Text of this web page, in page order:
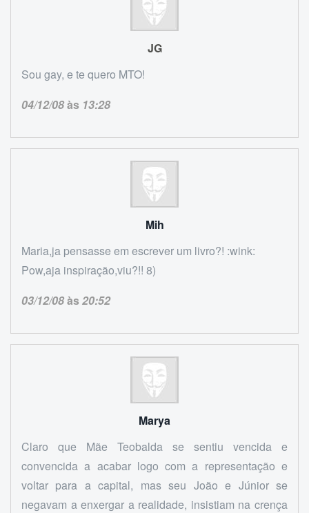
JG
Sou gay, e te quero MTO!
04/12/08às 13:28
Mih
Maria,ja pensasse em escrever um livro?! :wink:
Pow,aja inspiração,viu?!! 8)
03/12/08às20:52
Marya
Claro que Mãe Teobalda se sentiu vencida e
convencida a acabar logo com a representação e
voltar para a capital, mas seu João e Júnior se
negavam a enxergar a realidade, insistiam na crença